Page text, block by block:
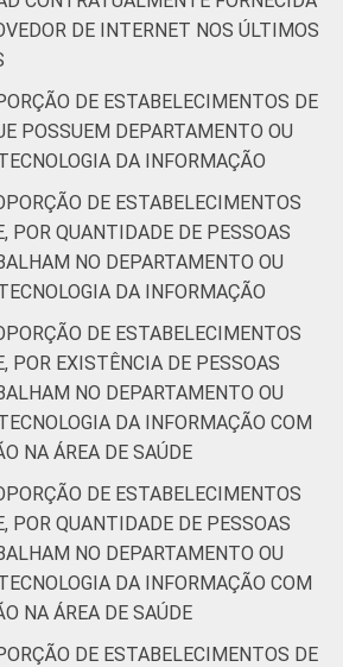
DE INTERNET NOS ÚLTIMOS
DE ESTABELECIMENTOS DE
POSSUEM DEPARTAMENTO OU
DA INFORMAÇÃO
DE ESTABELECIMENTOS
POR QUANTIDADE DE PESSOAS
NO DEPARTAMENTO OU
DA INFORMAÇÃO
DE ESTABELECIMENTOS
POR EXISTÊNCIA DE PESSOAS
NO DEPARTAMENTO OU
DA INFORMAÇÃO COM
NA ÁREA DE SAÚDE
DE ESTABELECIMENTOS
POR QUANTIDADE DE PESSOAS
NO DEPARTAMENTO OU
DA INFORMAÇÃO COM
NA ÁREA DE SAÚDE
DE ESTABELECIMENTOS DE